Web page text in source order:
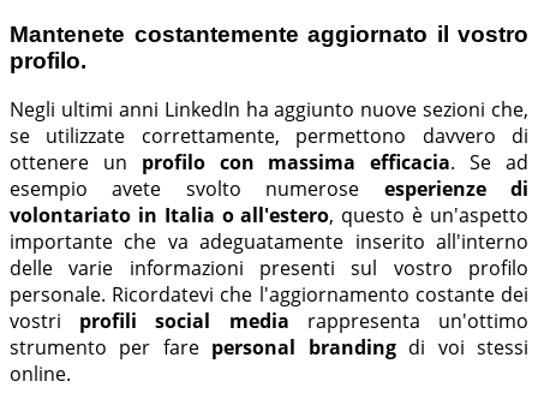
Mantenete costantemente aggiornato il vostro
profilo.
Negli ultimi anni LinkedIn ha aggiunto nuove sezioni che,
se utilizzate correttamente, permettono davvero di
ottenere un profilo con massima efficacia. Se ad
esempio avete svolto numerose esperienze di
volontariato in Italia o all'estero, questo è un'aspetto
importante che va adeguatamente inserito all'interno
delle varie informazioni presenti sul vostro profilo
personale. Ricordatevi che l'aggiornamento costante dei
vostri profili social media rappresenta un'ottimo
strumento per fare personal brandingdi voi stessi
online.